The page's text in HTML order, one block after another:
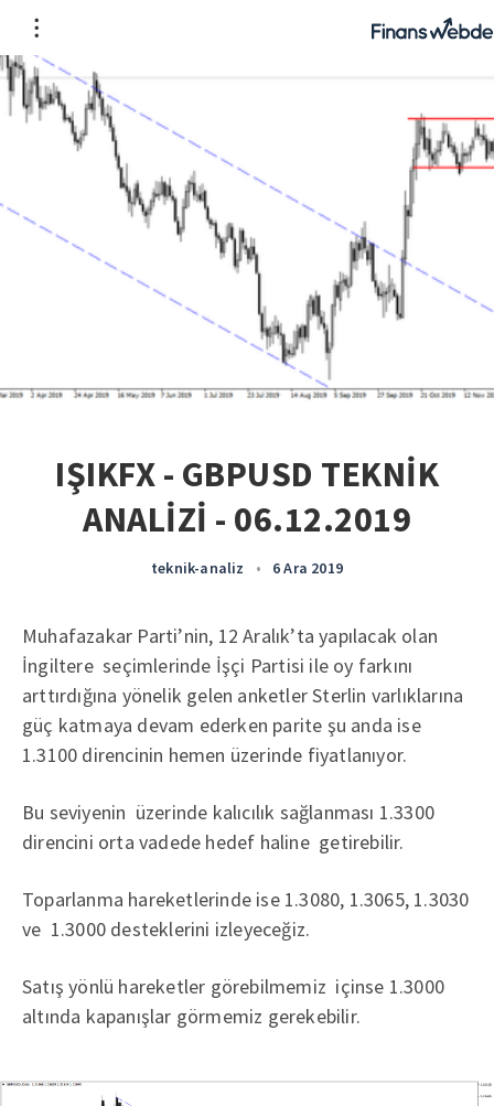
IŞIKFX - GBPUSD TEKNİK
ANALİZİ - 06.12.2019
teknik-analiz • 6 Ara 2019
Muhafazakar Parti’nin, 12 Aralık’ta yapılacak olan
İngiltere seçimlerinde İşçi Partisi ile oy farkını
arttırdığına yönelik gelen anketler Sterlin varlıklarına
güç katmaya devam ederken parite şu anda ise
1.3100 direncinin hemen üzerinde fiyatlanıyor.
Bu seviyenin üzerinde kalıcılık sağlanması 1.3300
direncini orta vadede hedef haline getirebilir.
Toparlanma hareketlerinde ise 1.3080, 1.3065, 1.3030
ve 1.3000 desteklerini izleyeceğiz.
Satış yönlü hareketler görebilmemiz içinse 1.3000
altında kapanışlar görmemiz gerekebilir.